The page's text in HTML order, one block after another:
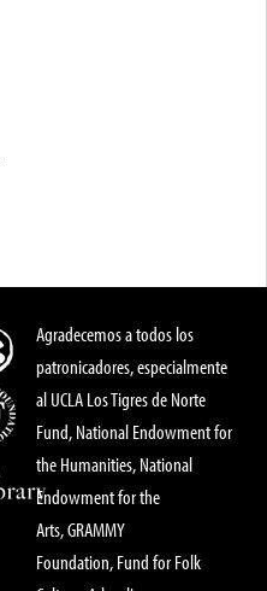
Agradecemos a todos los
patronicadores, especialmente
al UCLA Los Tigres de Norte
Fund, National Endowment for
the Humanities, National
Endowment for the
Arts, GRAMMY
Foundation, Fund for Folk